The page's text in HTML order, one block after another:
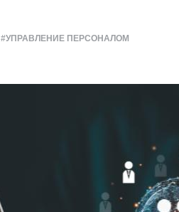
#УПРАВЛЕНИЕ ПЕРСОНАЛОМ